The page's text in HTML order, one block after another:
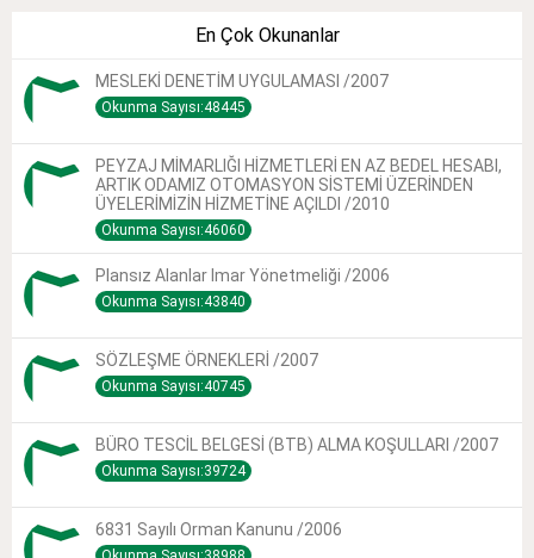
En Çok Okunanlar
MESLEKİ DENETİM UYGULAMASI /2007
Okunma Sayısı:48445
PEYZAJ MİMARLIĞI HİZMETLERİ EN AZ BEDEL HESABI,
ARTIK ODAMIZ OTOMASYON SİSTEMİ ÜZERİNDEN
ÜYELERİMİZİN HİZMETİNE AÇILDI /2010
Okunma Sayısı:46060
Plansız Alanlar Imar Yönetmeliği /2006
Okunma Sayısı:43840
SÖZLEŞME ÖRNEKLERİ /2007
Okunma Sayısı:40745
BÜRO TESCİL BELGESİ (BTB) ALMA KOŞULLARI /2007
Okunma Sayısı:39724
6831 Sayılı Orman Kanunu /2006